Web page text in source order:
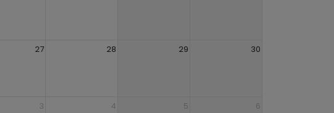
27 28 29 30
3 4 5 6